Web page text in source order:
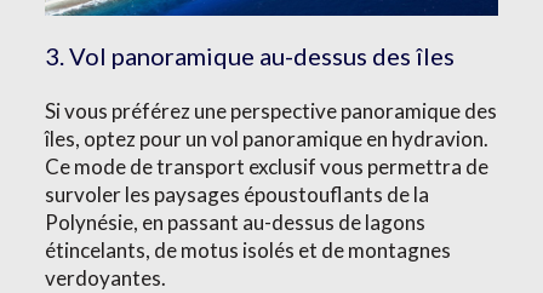
3. Vol panoramique au-dessus des îles
Si vous préférez une perspective panoramique des
îles, optez pour un vol panoramique en hydravion.
Ce mode de transport exclusif vous permettra de
survoler les paysages époustouflants de la
Polynésie, en passant au-dessus de lagons
étincelants, de motus isolés et de montagnes
verdoyantes.